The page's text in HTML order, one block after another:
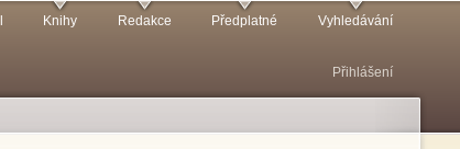
Knihy Redakce Předplatné Vyhledávání
Přihlášení